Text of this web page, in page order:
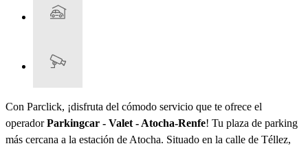
Con Parclick, ¡disfruta del cómodo servicio que te ofrece el
operadorParkingcar - Valet - Atocha-Renfe! Tu plaza de parking
más cercana a la estación de Atocha. Situado en la calle de Téllez,